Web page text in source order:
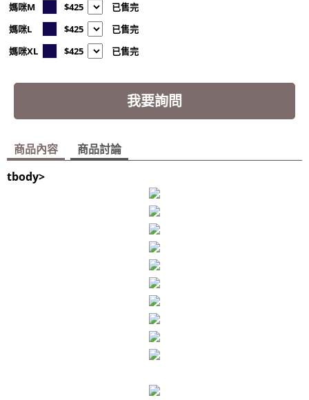
媽咪M
$425
已售完
媽咪L
$425
已售完
媽咪XL
$425 已售完
我要詢問
商品內容
商品討論
tbody>